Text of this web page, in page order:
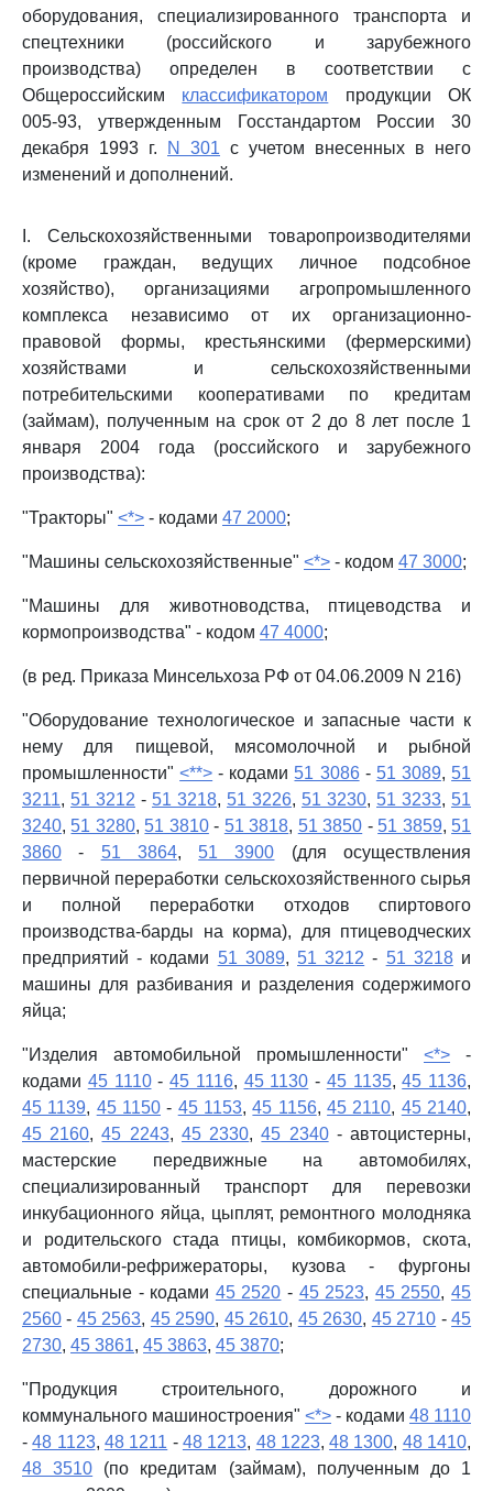
оборудования, специализированного транспорта и
спецтехники (российского и зарубежного
производства) определен в соответствии с
Общероссийским классификатором продукции ОК
005-93, утвержденным Госстандартом России 30
декабря 1993 г.
N 301 с учетом внесенных в него
изменений и дополнений.
I. Сельскохозяйственными товаропроизводителями
(кроме граждан, ведущих личное подсобное
хозяйство), организациями агропромышленного
комплекса независимо от их организационно-
правовой формы, крестьянскими (фермерскими)
хозяйствами и сельскохозяйственными
потребительскими кооперативами по кредитам
(займам), полученным на срок от 2 до 8 лет после 1
января 2004 года (российского и зарубежного
производства):
"Тракторы" <*> - кодами 47 2000;
"Машины сельскохозяйственные" <*> - кодом 47 3000;
"Машины для животноводства, птицеводства и
кормопроизводства" - кодом 47 4000;
(в ред. Приказа Минсельхоза РФ от 04.06.2009 N 216)
"Оборудование технологическое и запасные части к
нему для пищевой, мясомолочной и рыбной
промышленности"<**> - кодами 51 3086- 51 3089, 51
3211, 51 3212 - 51 3218, 51 3226, 51 3230, 51 3233, 51
3240, 51 3280, 51 3810- 51 3818, 51 3850 - 51 3859, 51
3860 - 51 3864, 51 3900 (для осуществления
первичной переработки сельскохозяйственного сырья
и полной переработки отходов спиртового
производства-барды на корма), для птицеводческих
предприятий - кодами 51 3089, 51 3212 - 51 3218и
машины для разбивания и разделения содержимого
яйца;
"Изделия автомобильной промышленности" <*> -
кодами 45 1110- 45 1116, 45 1130 - 45 1135,45 1136,
45 1139, 45 1150 - 45 1153,45 1156,45 2110, 45 2140,
45 2160,45 2243, 45 2330,45 2340- автоцистерны,
мастерские передвижные на автомобилях,
специализированный транспорт для перевозки
инкубационного яйца, цыплят, ремонтного молодняка
и родительского стада птицы, комбикормов, скота,
автомобили-рефрижераторы, кузова - фургоны
специальные - кодами 45 2520 - 45 2523, 45 2550,45
2560 - 45 2563, 45 2590, 45 2610, 45 2630, 45 2710 -45
2730, 45 3861, 45 3863, 45 3870;
"Продукция строительного, дорожного и
коммунального машиностроения" <*> - кодами 48 1110
-48 1123, 48 1211 - 48 1213, 48 1223,48 1300, 48 1410,
48 3510 (по кредитам (займам), полученным до 1